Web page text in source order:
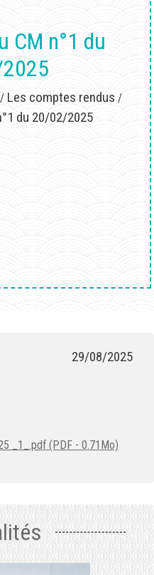
CM n°1 du
/ Les comptes rendus /
du 20/02/2025
29/08/2025
_1_.pdf (PDF - 0.71Mo)